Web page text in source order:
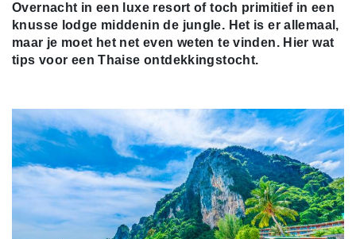
Overnacht in een luxe resort of toch primitief in een
knusse lodge middenin de jungle. Het is er allemaal,
maar je moet het net even weten te vinden. Hier wat
tips voor een Thaise ontdekkingstocht.